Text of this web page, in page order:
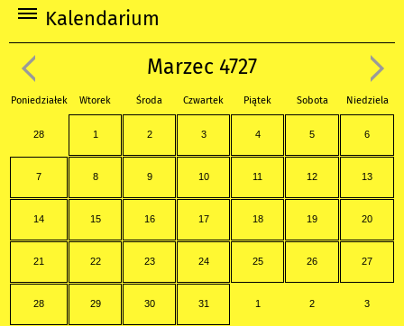
Kalendarium
Marzec 4727
Poniedziałek Wtorek Środa Czwartek Piątek Sobota Niedziela
28 1 2 3 4 5 6
7 8 9 10 11 12 13
14 15 16 17 18 19 20
21 22 23 24 25 26 27
28 29 30 31 1 2 3